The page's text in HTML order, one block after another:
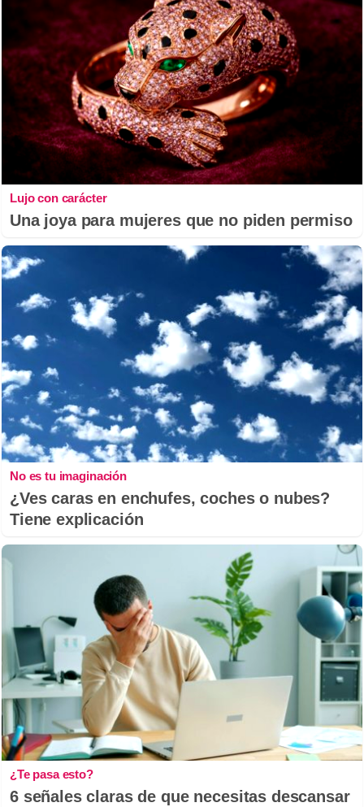
Lujo con carácter
Una joya para mujeres que no piden permiso
No es tu imaginación
¿Ves caras en enchufes, coches o nubes?
Tiene explicación
¿Te pasa esto?
6 señales claras de que necesitas descansar